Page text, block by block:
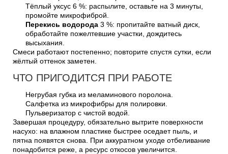
Тёплый уксус 6 %: распылите, оставьте на 3 минуты,
промойте микрофиброй.
Перекись водорода 3 %: пропитайте ватный диск,
обработайте пожелтевшие участки, дождитесь
высыхания.
Смеси работают постепенно; повторите спустя сутки, если
жёлтый оттенок заметен.
ЧТО ПРИГОДИТСЯ ПРИ РАБОТЕ
Негрубая губка из меламинового поролона.
Салфетка из микрофибры для полировки.
Пульверизатор с чистой водой.
Завершая процедуру, обязательно вытрите поверхности
насухо: на влажном пластике быстрее оседает пыль, и
пятна появятся снова. При аккуратном уходе отбеливание
понадобится реже, а ресурс откосов увеличится.